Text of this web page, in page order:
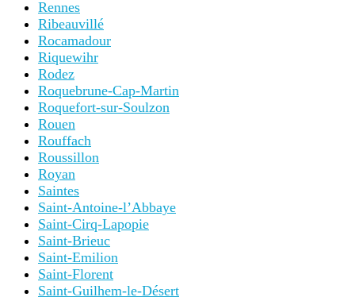
Rennes
Ribeauvillé
Rocamadour
Riquewihr
Rodez
Roquebrune-Cap-Martin
Roquefort-sur-Soulzon
Rouen
Rouffach
Roussillon
Royan
Saintes
Saint-Antoine-l’Abbaye
Saint-Cirq-Lapopie
Saint-Brieuc
Saint-Emilion
Saint-Florent
Saint-Guilhem-le-Désert